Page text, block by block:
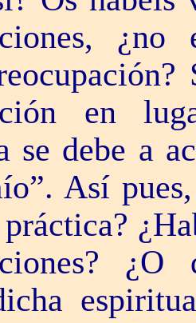
en
se debe a
Así